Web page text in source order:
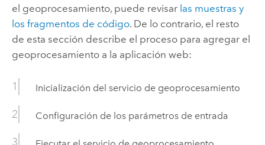
el geoprocesamiento, puede revisar las muestras y
los fragmentos de código. De lo contrario, el resto
de esta sección describe el proceso para agregar el
geoprocesamiento a la aplicación web:
Inicialización del servicio de geoprocesamiento
Configuración de los parámetros de entrada